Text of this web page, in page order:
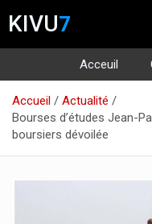
KIVU7
Acceuil
contenu
Accueil
Actualité
Bourses d’études Jean-
boursiers dévoilée